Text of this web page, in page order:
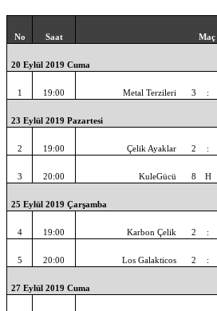
No Saat Maç
20 Eylül 2019 Cuma
1 19:00 Metal Terzileri 3 :
23 Eylül 2019 Pazartesi
2 19:00 Çelik Ayaklar 2 :
3 20:00 KuleGücü 8 H
25 Eylül 2019 Çarşamba
4 19:00 Karbon Çelik 2 :
5 20:00 Los Galakticos 2 :
27 Eylül 2019 Cuma